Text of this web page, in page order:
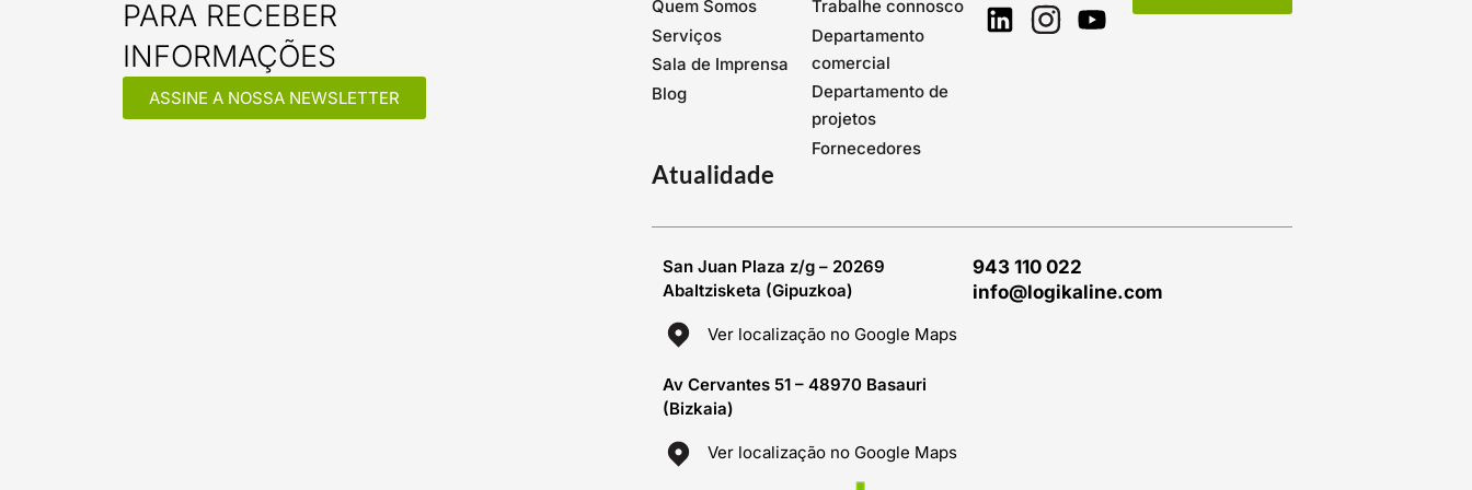
PARA RECEBER
INFORMAÇÕES
ASSINE A NOSSA NEWSLETTER
Quem Somos
Serviços
Sala de Imprensa
Blog
Trabalhe connosco
Departamento
comercial
Departamento de
projetos
Fornecedores
Atualidade
San Juan Plaza z/g – 20269
Abaltzisketa (Gipuzkoa)
Ver localização no Google Maps
Av Cervantes 51 – 48970 Basauri
(Bizkaia)
Ver localização no Google Maps
943 110 022
info@logikaline.com